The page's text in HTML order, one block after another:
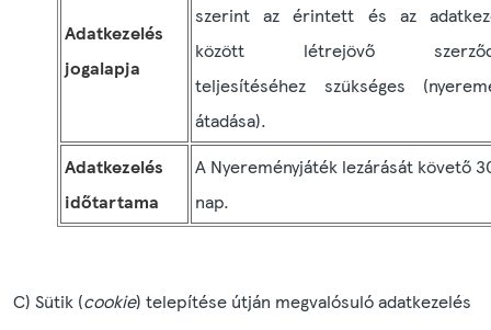
Adatkezelés
jogalapja
szerint az érintett és az
között létrejövő
teljesítéséhez szükséges
átadása).
Adatkezelés
időtartama
A Nyereményjáték lezárását követő
nap.
C) Sütik (cookie) telepítése útján megvalósuló adatkezelés